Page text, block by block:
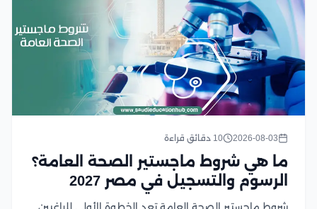
2026-08-03 10 دقائق قراءة
ما هي شروط ماجستير الصحة العامة؟
الرسوم والتسجيل في مصر 2027
شروط ماجستير الصحة العامة تعد الخطوة الأولى للراغبين